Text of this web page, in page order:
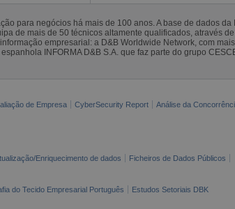
para negócios há mais de 100 anos. A base de dados da
de mais de 50 técnicos altamente qualificados, através
empresarial: a D&B Worldwide Network, com
INFORMA D&B S.A. que faz parte do grupo
de Empresa CyberSecurity Report
Análise da
Enriquecimento de dados
Ficheiros de Dados Públicos
do Tecido Empresarial Português Estudos Setoriais DBK